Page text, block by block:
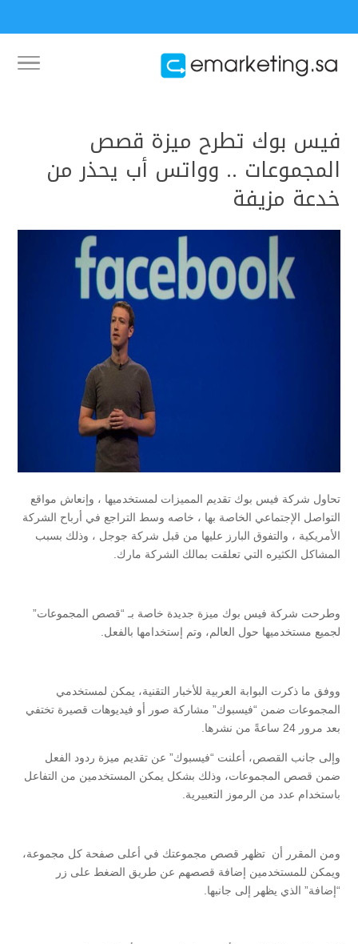
فيس بوك تطرح ميزة قصص
المجموعات .. وواتس أب يحذر من
خدعة مزيفة
تحاول شركة فيس بوك تقديم المميزات لمستخدميها ، وإنعاش مواقع
التواصل الإجتماعي الخاصة بها ، خاصه وسط التراجع في أرباح الشركة
الأمريكية ، والتفوق البارز عليها من قبل شركة جوجل ، وذلك بسبب
المشاكل الكثيره التي تعلقت بمالك الشركة مارك.
وطرحت شركة فيس بوك ميزة جديدة خاصة بـ “قصص المجموعات”
لجميع مستخدميها حول العالم، وتم إستخدامها بالفعل.
ووفق ما ذكرت البوابة العربية للأخبار التقنية، يمكن لمستخدمي
المجموعات ضمن “فيسبوك” مشاركة صور أو فيديوهات قصيرة تختفي
بعد مرور 24 ساعةً من نشرها.
وإلى جانب القصص، أعلنت “فيسبوك” عن تقديم ميزة ردود الفعل
ضمن قصص المجموعات، وذلك بشكل يمكن المستخدمين من التفاعل
باستخدام عدد من الرموز التعبيرية.
ومن المقرر أن تظهر قصص مجموعتك في أعلى صفحة كل مجموعة،
ويمكن للمستخدمين إضافة قصصهم عن طريق الضغط على زر
“إضافة” الذي يظهر إلى جانبها.